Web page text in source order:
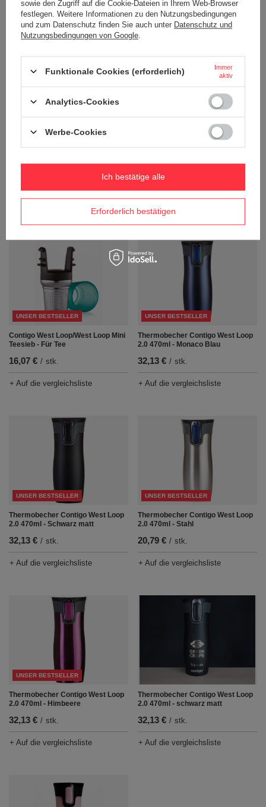
stk.
+ Auf die vergleichsliste
stk.
+ Auf die vergleichsliste
2.0 470ml - Orange
2.0 470ml - Graphit matt
32,13 €
UNSER BESTSELLER
Contigo West Loop/West Loop Mini
Teesieb - Für Tee
16,07 € / stk.
+ Auf die vergleichsliste
UNSER BESTSELLER
Thermobecher Contigo West Loop
2.0 470ml - Monaco Blau
32,13 € / stk.
+ Auf die vergleichsliste
UNSER BESTSELLER
Thermobecher Contigo West Loop
2.0 470ml - Schwarz matt
32,13 € / stk.
+ Auf die vergleichsliste
UNSER BESTSELLER
Thermobecher Contigo West Loop
2.0 470ml - Stahl
20,79 € / stk.
+ Auf die vergleichsliste
UNSER BESTSELLER
Thermobecher Contigo West Loop
2.0 470ml - Himbeere
32,13 € / stk.
+ Auf die vergleichsliste
Thermobecher Contigo West Loop
2.0 470ml - schwarz matt
32,13 € / stk.
+ Auf die vergleichsliste
sowie den Zugriff auf die Cookie-Dateien in Ihrem Web-Browser
festlegen. Weitere Informationen zu den Nutzungsbedingungen
und zum Datenschutz finden Sie auch unter Datenschutz und
Nutzungsbedingungen von Google
Funktionale Cookies (erforderlich)
Immer
aktiv
Analytics-Cookies
Werbe-Cookies
Erforderlich bestätigen
Ich bestätige alle